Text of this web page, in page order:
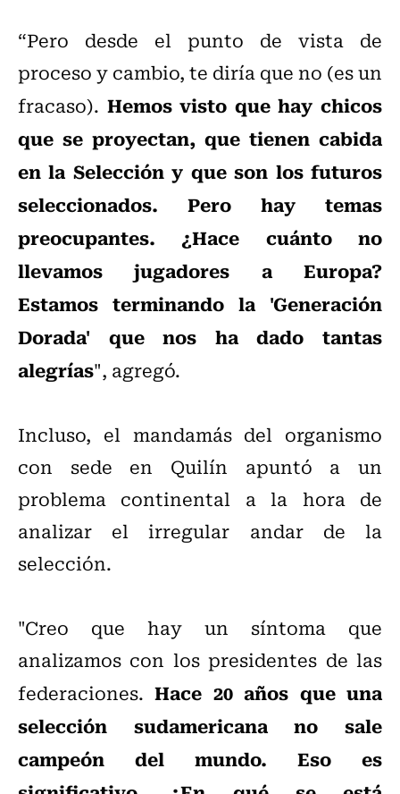
“Pero desde el punto de vista de
proceso y cambio, te diría que no (es un
fracaso). Hemos visto que hay chicos
que se proyectan, que tienen cabida
en la Selección y que son los futuros
seleccionados. Pero hay temas
preocupantes. ¿Hace cuánto no
llevamos jugadores a Europa?
Estamos terminando la 'Generación
Dorada' que nos ha dado tantas
alegrías", agregó.
Incluso, el mandamás del organismo
con sede en Quilín apuntó a un
problema continental a la hora de
analizar el irregular andar de la
selección.
"Creo que hay un síntoma que
analizamos con los presidentes de las
federaciones.Hace 20 años que una
selección sudamericana no sale
campeón del mundo. Eso es